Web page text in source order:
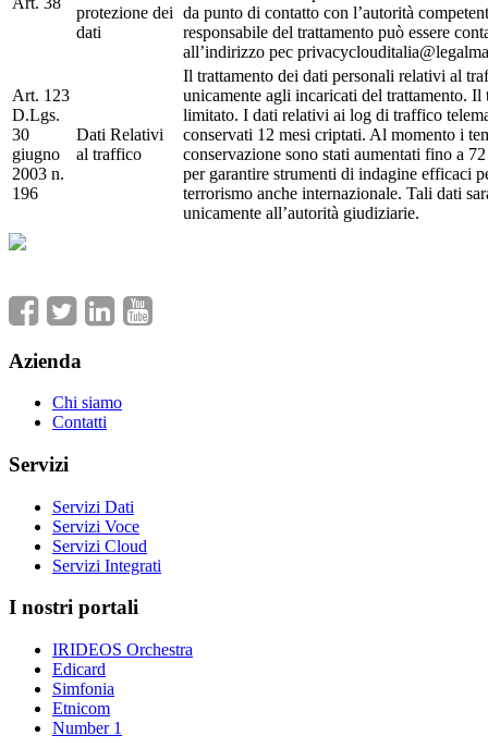
protezione dei
dati
da punto di contatto con l’autorità
responsabile del trattamento può essere
all’indirizzo pec
Art. 123
D.Lgs.
30
giugno
2003 n.
196
Dati Relativi
al traffico
Il trattamento dei dati personali relativi al
unicamente agli incaricati del trattamento. Il
limitato. I dati relativi ai log di traffico
conservati 12 mesi criptati. Al momento i
conservazione sono stati aumentati fino a
per garantire strumenti di indagine efficaci
terrorismo anche internazionale. Tali dati
unicamente all’autorità giudiziarie.
Azienda
Chi siamo
Contatti
Servizi
Servizi Dati
Servizi Voce
Servizi Cloud
Servizi Integrati
I nostri portali
IRIDEOS Orchestra
Edicard
Simfonia
Etnicom
Number 1